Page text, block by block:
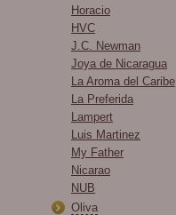
Horacio
HVC
J.C. Newman
Joya de Nicaragua
La Aroma del Caribe
La Preferida
Lampert
Luis Martinez
My Father
Nicarao
NUB
Oliva